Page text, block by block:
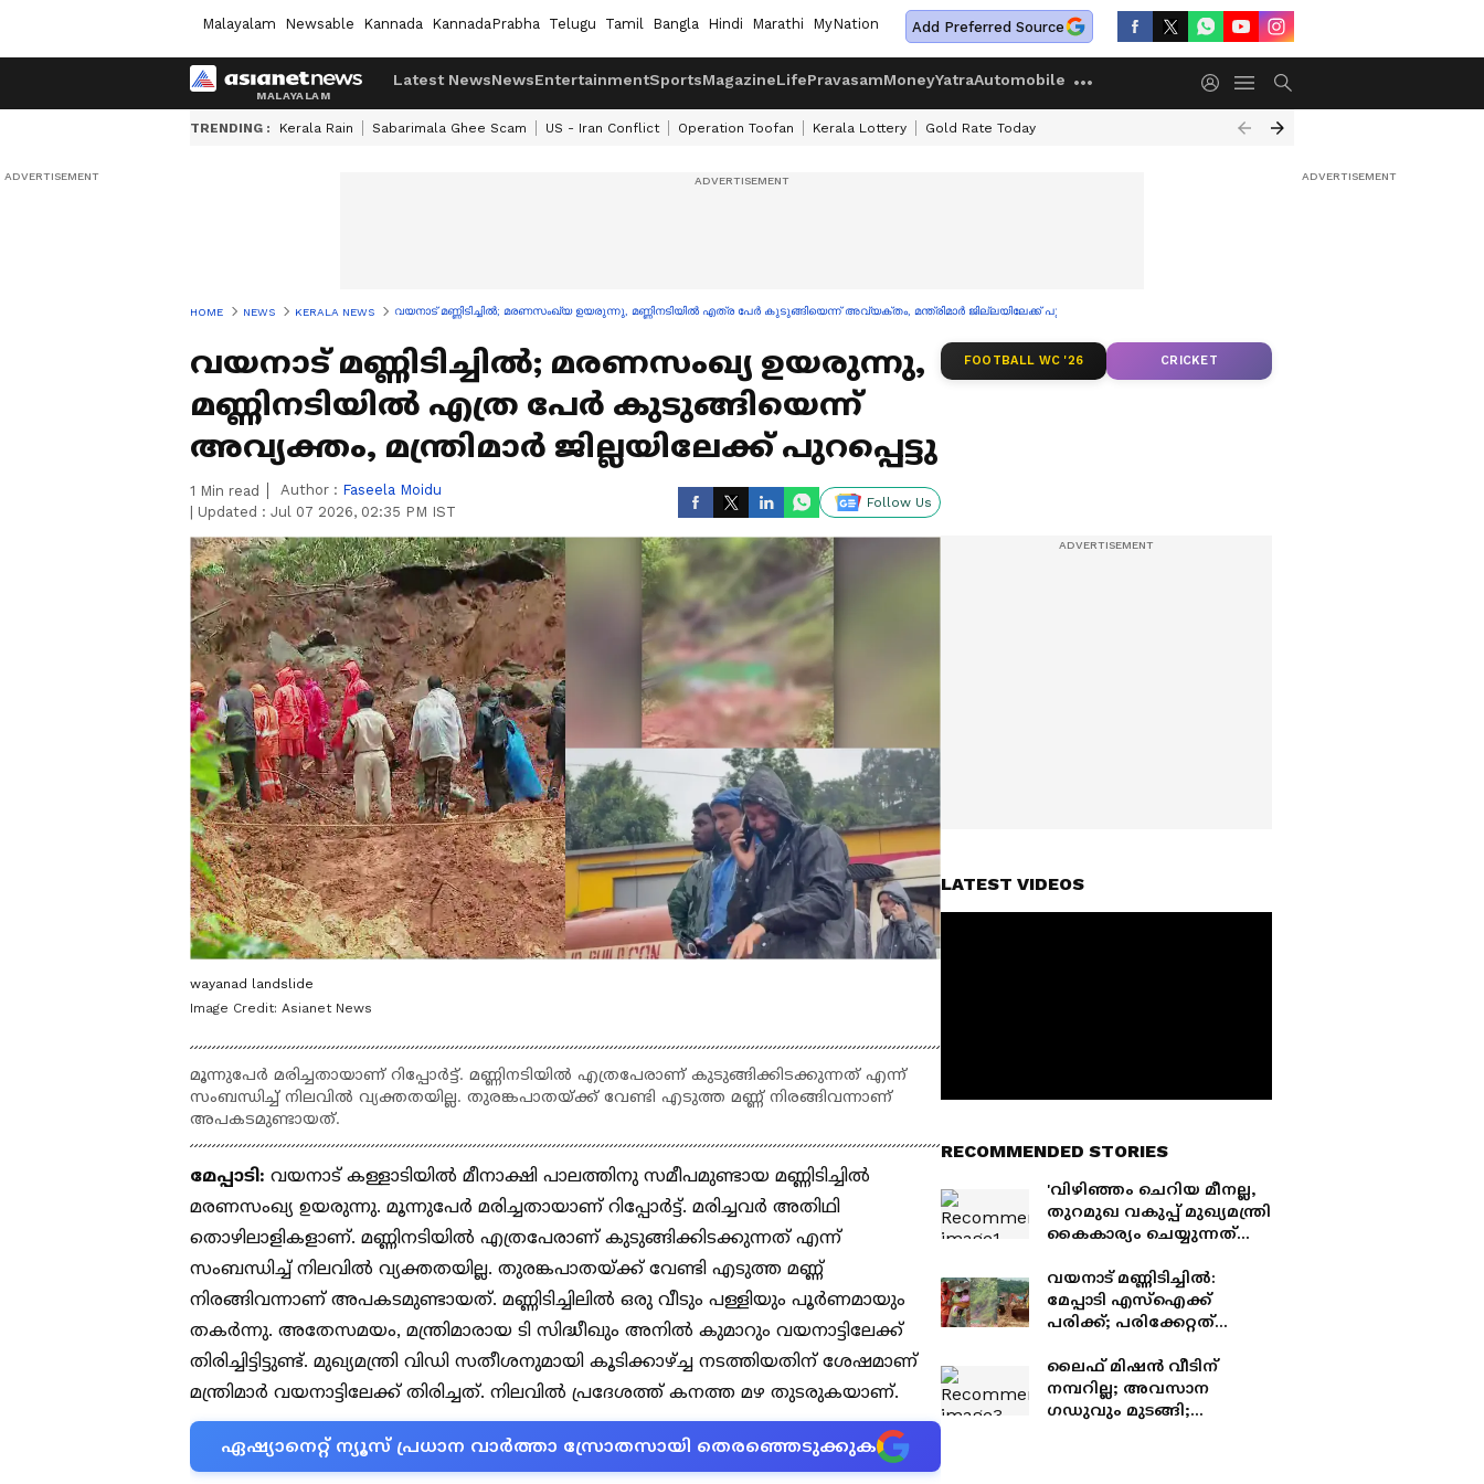
Malayalam Newsable Kannada KannadaPrabha Telugu Tamil Bangla Hindi Marathi MyNation Add Preferred Source
Latest NewsNewsEntertainmentSportsMagazineLifePravasamMoneyYatraAutomobile
TRENDING : Kerala Rain Sabarimala Ghee Scam US - Iran Conflict Operation Toofan Kerala Lottery Gold Rate Today
HOME NEWS KERALA NEWS വയനാട് മണ്ണിടിച്ചിൽ; മരണസംഖ്യ ഉയരുന്നു, മണ്ണിനടിയിൽ എത്ര പേർ കുടുങ്ങിയെന്ന് അവ്യക്തം, മന്ത്രിമാർ ജില്ലയിലേക്ക് പുറപ്പെട്ടു
വയനാട് മണ്ണിടിച്ചിൽ; മരണസംഖ്യ ഉയരുന്നു,
മണ്ണിനടിയിൽ എത്ര പേർ കുടുങ്ങിയെന്ന്
അവ്യക്തം, മന്ത്രിമാർ ജില്ലയിലേക്ക് പുറപ്പെട്ടു
1 Min read Author : Faseela Moidu
Updated : Jul 07 2026, 02:35 PM IST
Follow Us
wayanad landslide
Image Credit: Asianet News
മൂന്നുപേർ മരിച്ചതായാണ് റിപ്പോർട്ട്. മണ്ണിനടിയിൽ എത്രപേരാണ് കുടുങ്ങിക്കിടക്കുന്നത് എന്ന്
സംബന്ധിച്ച് നിലവിൽ വ്യക്തതയില്ല. തുരങ്കപാതയ്ക്ക് വേണ്ടി എടുത്ത മണ്ണ് നിരങ്ങിവന്നാണ്
അപകടമുണ്ടായത്.
മേപ്പാടി: വയനാട് കള്ളാടിയിൽ മീനാക്ഷി പാലത്തിനു സമീപമുണ്ടായ മണ്ണിടിച്ചിൽ
മരണസംഖ്യ ഉയരുന്നു. മൂന്നുപേർ മരിച്ചതായാണ് റിപ്പോർട്ട്. മരിച്ചവർ അതിഥി
തൊഴിലാളികളാണ്. മണ്ണിനടിയിൽ എത്രപേരാണ് കുടുങ്ങിക്കിടക്കുന്നത് എന്ന്
സംബന്ധിച്ച് നിലവിൽ വ്യക്തതയില്ല. തുരങ്കപാതയ്ക്ക് വേണ്ടി എടുത്ത മണ്ണ്
നിരങ്ങിവന്നാണ് അപകടമുണ്ടായത്. മണ്ണിടിച്ചിലിൽ ഒരു വീടും പള്ളിയും പൂർണമായും
തകർന്നു. അതേസമയം, മന്ത്രിമാരായ ടി സിദ്ധീഖും അനിൽ കുമാറും വയനാട്ടിലേക്ക്
തിരിച്ചിട്ടിട്ടുണ്ട്. മുഖ്യമന്ത്രി വിഡി സതീശനുമായി കൂടിക്കാഴ്ച്ച നടത്തിയതിന് ശേഷമാണ്
മന്ത്രിമാർ വയനാട്ടിലേക്ക് തിരിച്ചത്. നിലവിൽ പ്രദേശത്ത് കനത്ത മഴ തുടരുകയാണ്.
ഏഷ്യാനെറ്റ് ന്യൂസ് പ്രധാന വാർത്താ സ്രോതസായി തെരഞ്ഞെടുക്കുക
FOOTBALL WC '26 CRICKET
LATEST VIDEOS
RECOMMENDED STORIES
'വിഴിഞ്ഞം ചെറിയ മീനല്ല,
തുറമുഖ വകുപ്പ് മുഖ്യമന്ത്രി
കൈകാര്യം ചെയ്യുന്നത്
നല്ലത്'; ഇതാണ്
സുവർണാവസരമെന്ന്
ഷോണ്‍ ജോർജ്
വയനാട് മണ്ണിടിച്ചിൽ:
മേപ്പാടി എസ്ഐക്ക്
പരിക്ക്; പരിക്കേറ്റത്
യെന്ന് സൂചന
ലൈഫ് മിഷൻ വീടിന്
നമ്പറില്ല; അവസാന
ഗഡുവും മുടങ്ങി;